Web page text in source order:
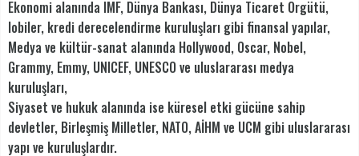
Ekonomi alanında IMF, Dünya Bankası, Dünya Ticaret Örgütü,
lobiler, kredi derecelendirme kuruluşları gibi finansal yapılar,
Medya ve kültür-sanat alanında Hollywood, Oscar, Nobel,
Grammy, Emmy, UNICEF, UNESCO ve uluslararası medya
kuruluşları,
Siyaset ve hukuk alanında ise küresel etki gücüne sahip
devletler, Birleşmiş Milletler, NATO, AİHM ve UCM gibi uluslararası
yapı ve kuruluşlardır.